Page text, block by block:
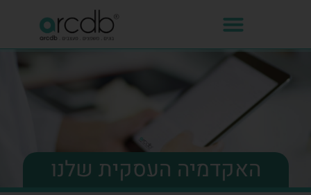
האקדמיה העסקית שלנו